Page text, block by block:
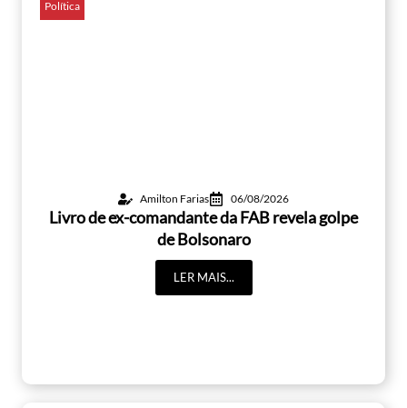
Política
Amilton Farias 06/08/2026
Livro de ex-comandante da FAB revela golpe
de Bolsonaro
LER MAIS...